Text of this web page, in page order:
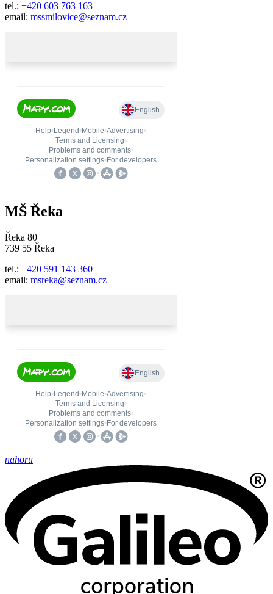
tel.: +420 603 763 163
email: mssmilovice@seznam.cz
MŠ Řeka
Řeka 80
739 55 Řeka
tel.: +420 591 143 360
email: msreka@seznam.cz
nahoru